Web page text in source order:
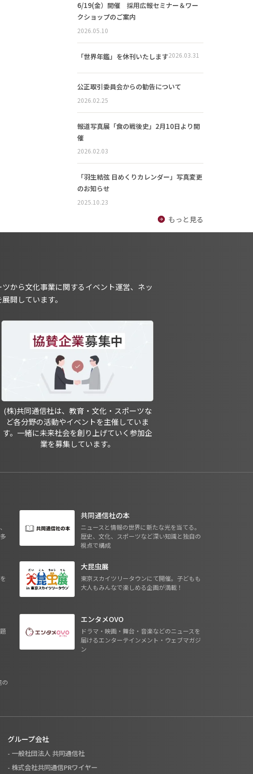
6/19(金）開催 採用広報セミナー＆ワー
クショップのご案内
2026.05.10
「世界年鑑」を休刊いたします2026.03.31
公正取引委員会からの勧告について
2026.02.25
報道写真展「食の戦後史」2月10日より開
催
2026.02.03
「羽生結弦 日めくりカレンダー」写真変更
のお知らせ
2025.10.23
もっと見る
から文化事業に関するイベント運営、ネッ
開しています。
(株)共同通信社は、教育・文化・スポーツな
ど各分野の活動やイベントを主催していま
す。一緒に未来社会を創り上げていく参加企
業を募集しています。
共同通信社の本
ニュースと情報の世界に新たな光を当てる。
歴史、文化、スポーツなど深い知識と独自の
視点で構成
大昆虫展
東京スカイツリータウンにて開催。子どもも
大人もみんなで楽しめる企画が満載！
エンタメOVO
ドラマ・映画・舞台・音楽などのニュースを
届けるエンターテインメント・ウェブマガジ
ン
の
グループ会社
- 一般社団法人 共同通信社
- 株式会社共同通信PRワイヤー